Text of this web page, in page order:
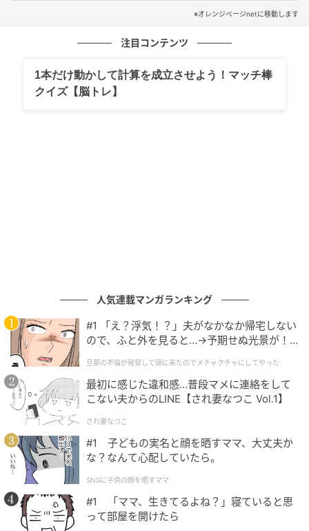
今回は小粒なものを1パック（約200g）使いました。
いちごはへたがついたまま水洗いしたほうが、水っぽ
くならないそうです。
オレンジページnet
お砂糖とレモン汁を入れます。お砂糖は、きび砂糖を
※オレンジページnetに移動します
注目コンテンツ
1本だけ動かして計算を成立させよう！マッチ棒
クイズ【脳トレ】
人気連載マンガランキング
#1 「え？浮気！？」夫がなかなか帰宅しない
ので、ふと外を見ると…→予期せぬ光景が！
クチャにしてやった
旦那の不倫が発覚して頭に来たのでメチャクチャにしてやった
最初に感じた違和感…普段マメに連絡をして
こない夫からのLINE【され妻なつこ Vol.1】
され妻なつこ
#1 子どもの実名と顔を晒すママ、大丈夫か
な？なんて心配していたら。
SNSに子供の顔を晒すママ
#1 「ママ、生きてるよね？」寝ていると思
って部屋を開けたら